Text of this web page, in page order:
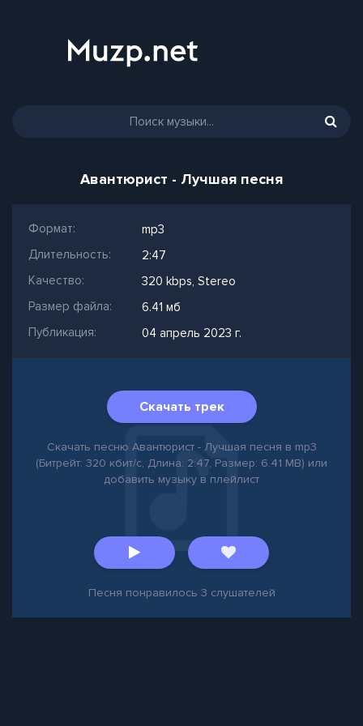
Авантюрист - Лучшая песня
Формат:
mp3
Длительность:
2:47
Качество:
320 kbps, Stereo
Размер файла:
6.41 мб
Публикация:
04 апрель 2023 г.
Скачать трек
Скачать песню Авантюрист - Лучшая песня в mp3
(Битрейт: 320 кбит/с, Длина: 2:47, Размер: 6.41 MB) или
добавить музыку в плейлист
Песня понравилось 3 слушателей